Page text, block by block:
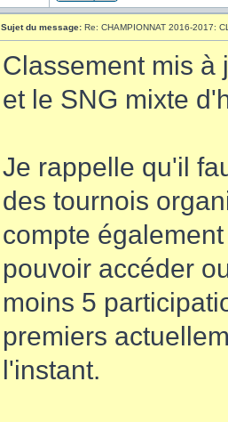
Sujet du message: Re: CHAMPIONNAT 2016-2017:
Classement mis à
et le SNG mixte
Je rappelle qu'il
des tournois
compte
pouvoir accéder
moins 5
premiers
l'instant.